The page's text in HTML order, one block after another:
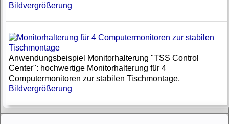
Bildvergrößerung
Anwendungsbeispiel Monitorhalterung "TSS Control
Center": hochwertige Monitorhalterung für 4
Computermonitoren zur stabilen Tischmontage,
Bildvergrößerung